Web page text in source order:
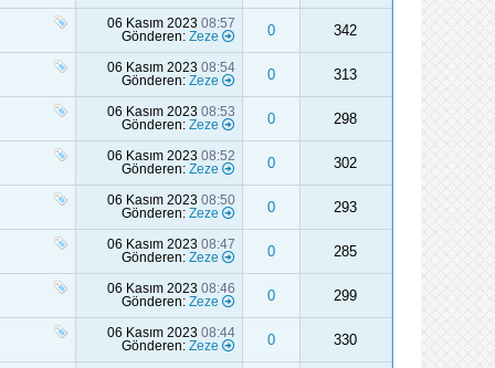
06 Kasım 2023 08:57
Gönderen: Zeze 0 342
06 Kasım 2023 08:54
Gönderen: Zeze 0 313
06 Kasım 2023 08:53
Gönderen: Zeze 0 298
06 Kasım 2023 08:52
Gönderen: Zeze 0 302
06 Kasım 2023 08:50
Gönderen: Zeze 0 293
06 Kasım 2023 08:47
Gönderen: Zeze 0 285
06 Kasım 2023 08:46
Gönderen: Zeze 0 299
06 Kasım 2023 08:44
Gönderen: Zeze 0 330